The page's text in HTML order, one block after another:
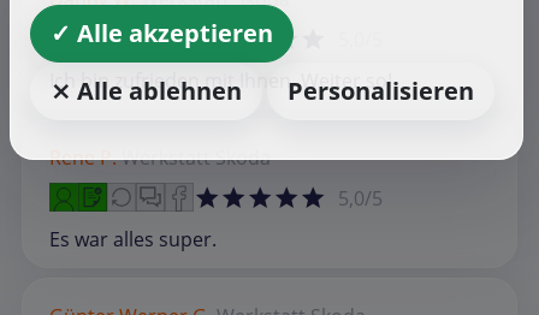
Ich bin zufrieden mit Ihnen. Weiter so!
Rene P.WerkstattSkoda
5,0/5
Es war alles super.
✓ Alle akzeptieren
⨯ Alle ablehnen
Personalisieren